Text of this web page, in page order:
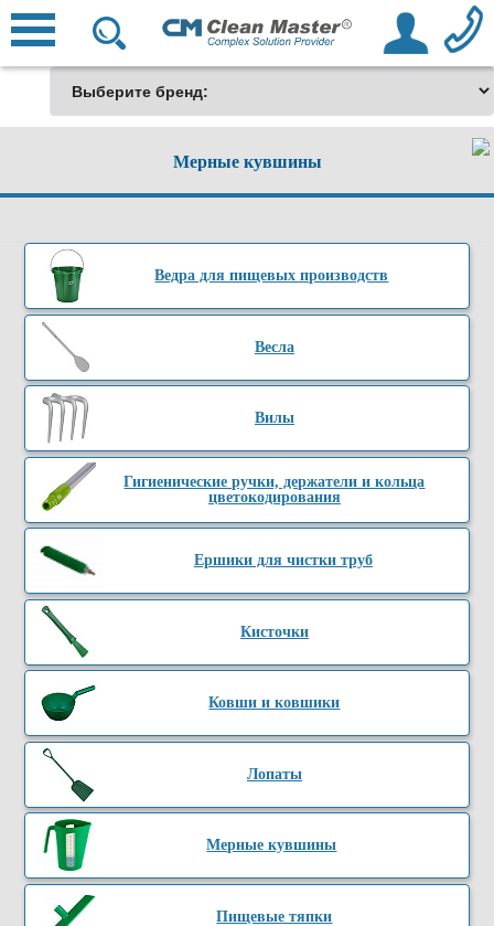
Мерные кувшины
Ведра для пищевых производств
Весла
Вилы
Гигиенические ручки, держатели и кольца
цветокодирования
Ершики для чистки труб
Кисточки
Ковши и ковшики
Лопаты
Мерные кувшины
Пищевые тяпки